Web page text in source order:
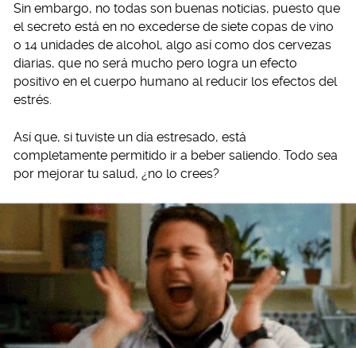
Sin embargo, no todas son buenas noticias, puesto que
el secreto está en no excederse de siete copas de vino
o 14 unidades de alcohol, algo así como dos cervezas
diarias, que no será mucho pero logra un efecto
positivo en el cuerpo humano al reducir los efectos del
estrés.
Así que, si tuviste un día estresado, está
completamente permitido ir a beber saliendo. Todo sea
por mejorar tu salud, ¿no lo crees?